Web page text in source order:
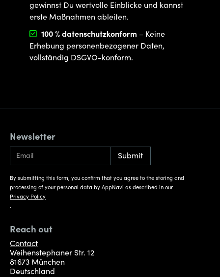
gewinnst Du wertvolle Einblicke und kannst
erste Maßnahmen ableiten.
 100 % datenschutzkonform – Keine
Erhebung personenbezogener Daten,
vollständig DSGVO-konform.
Newsletter
By submitting this form, you confirm that you agree to the storing and
processing of your personal data by AppNavi as described in our
Privacy Policy
.
Reach out
Contact
Weihenstephaner Str. 12
81673 München
Deutschland